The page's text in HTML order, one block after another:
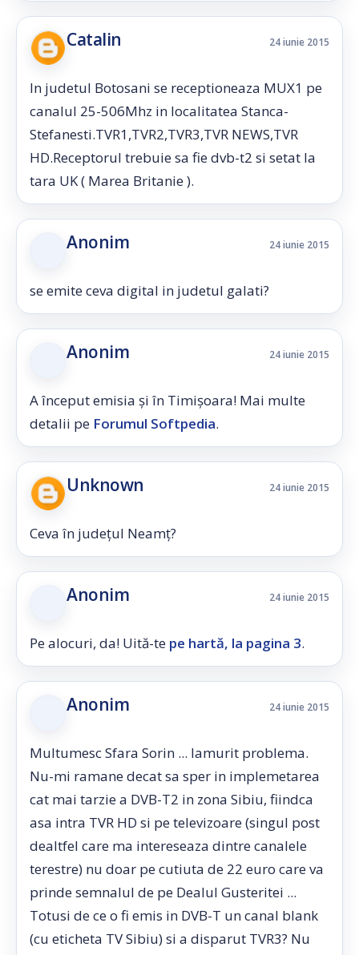
Catalin 24 iunie 2015
In judetul Botosani se receptioneaza MUX1 pe
canalul 25-506Mhz in localitatea Stanca-
Stefanesti.TVR1,TVR2,TVR3,TVR NEWS,TVR
HD.Receptorul trebuie sa fie dvb-t2 si setat la
tara UK ( Marea Britanie ).
Anonim 24 iunie 2015
se emite ceva digital in judetul galati?
Anonim 24 iunie 2015
A început emisia și în Timișoara! Mai multe
detalii pe Forumul Softpedia.
Unknown 24 iunie 2015
Ceva în județul Neamț?
Anonim 24 iunie 2015
Pe alocuri, da! Uită-te pe hartă, la pagina 3.
Anonim 24 iunie 2015
Multumesc Sfara Sorin ... lamurit problema.
Nu-mi ramane decat sa sper in implemetarea
cat mai tarzie a DVB-T2 in zona Sibiu, fiindca
asa intra TVR HD si pe televizoare (singul post
dealtfel care ma intereseaza dintre canalele
terestre) nu doar pe cutiuta de 22 euro care va
prinde semnalul de pe Dealul Gusteritei ...
Totusi de ce o fi emis in DVB-T un canal blank
(cu eticheta TV Sibiu) si a disparut TVR3? Nu